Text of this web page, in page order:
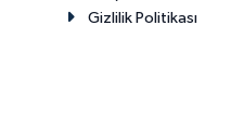
Gizlilik Politikası